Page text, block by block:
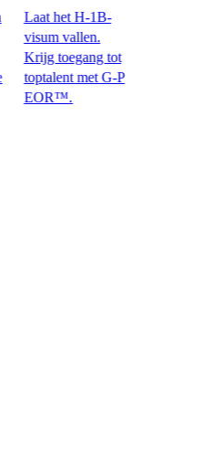
het H-1B-
visum vallen.
Krijg toegang tot
met G-P
EOR™.​​